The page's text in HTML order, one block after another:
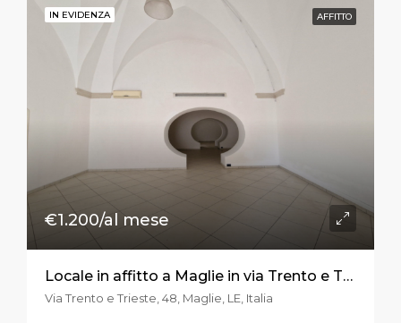
IN EVIDENZA AFFITTO
€1.200/al mese
Locale in affitto a Maglie in via Trento e Trieste
Via Trento e Trieste, 48, Maglie, LE, Italia